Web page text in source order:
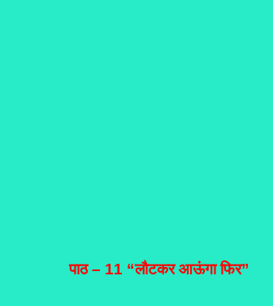
पाठ – 11 “लौटकर आऊंगा फिर”